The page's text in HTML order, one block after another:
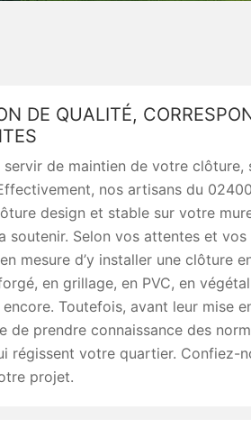
DE QUALITÉ,
servir de maintien de votre clôture,
nos artisans du
design et stable sur votre
soutenir. Selon vos attentes et vos
mesure d’y installer une clôture
en grillage, en PVC, en
encore. Toutefois, avant leur mise
de prendre connaissance des
régissent votre quartier. Confiez-
projet.